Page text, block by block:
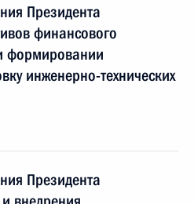
Президента
финансового
формировании
инженерно-технических
Президента